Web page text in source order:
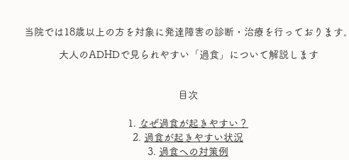
当院では18歳以上の方を対象に発達障害の診断・治療を行っております。
​大人のADHDで見られやすい「過食」について解説します
目次
なぜ過食が起きやすい？
過食が起きやすい状況
過食への対策例